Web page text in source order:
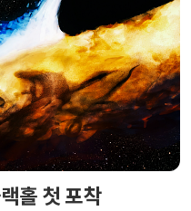
홀 첫 포착